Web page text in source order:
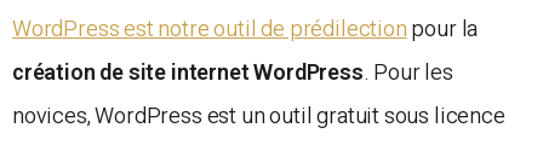
WordPress est notre outil de prédilection pour la
création de site internet WordPress . Pour les
novices, WordPress est un outil gratuit sous licence